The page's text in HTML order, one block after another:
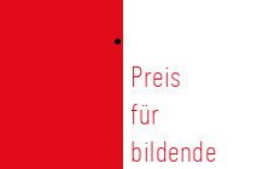
Preis
für
bildende